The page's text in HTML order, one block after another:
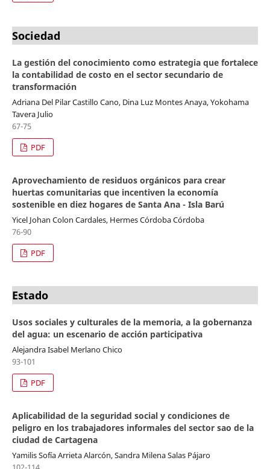
Sociedad
La gestión del conocimiento como estrategia que fortalece
la contabilidad de costo en el sector secundario de
transformación
Adriana Del Pilar Castillo Cano, Dina Luz Montes Anaya, Yokohama
Tavera Julio
67-75
PDF
Aprovechamiento de residuos orgánicos para crear
huertas comunitarias que incentiven la economía
sostenible en diez hogares de Santa Ana - Isla Barú
Yicel Johan Colon Cardales, Hermes Córdoba Córdoba
76-90
PDF
Estado
Usos sociales y culturales de la memoria, a la gobernanza
del agua: un escenario de acción participativa
Alejandra Isabel Merlano Chico
93-101
PDF
Aplicabilidad de la seguridad social y condiciones de
peligro en los trabajadores informales del sector sao de la
ciudad de Cartagena
Yamilis Sofía Arrieta Alarcón, Sandra Milena Salas Pájaro